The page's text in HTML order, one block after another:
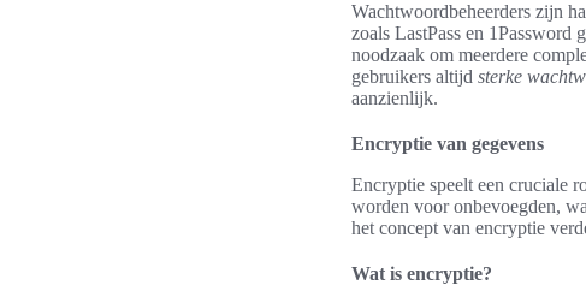
Wachtwoordbeheerders zijn
zoals LastPass en 1Password
noodzaak om meerdere
gebruikers altijd sterke
aanzienlijk.
Encryptie van gegevens
Encryptie speelt een cruciale
worden voor onbevoegden,
het concept van encryptie
Wat is encryptie?